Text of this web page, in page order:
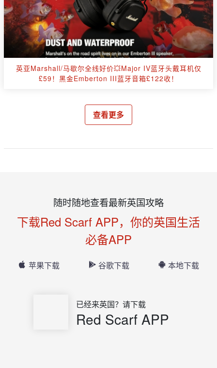
英亚Marshall/马歇尔全线好价💥Major IV蓝牙头戴耳机仅
£59！黑金Emberton III蓝牙音箱£122收！
查看更多
随时随地查看最新英国攻略
下载Red Scarf APP，你的英国生活
必备APP
苹果下载 谷歌下载 本地下载
已经来英国？请下载
Red Scarf APP